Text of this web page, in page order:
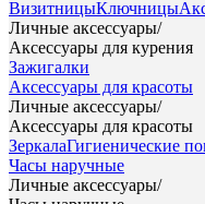
ВизитницыКлючницы
Личные аксессуары/
Аксессуары для курения
Зажигалки
Аксессуары для красоты
Личные аксессуары/
Аксессуары для красоты
ЗеркалаГигиенические
Часы наручные
Личные аксессуары/